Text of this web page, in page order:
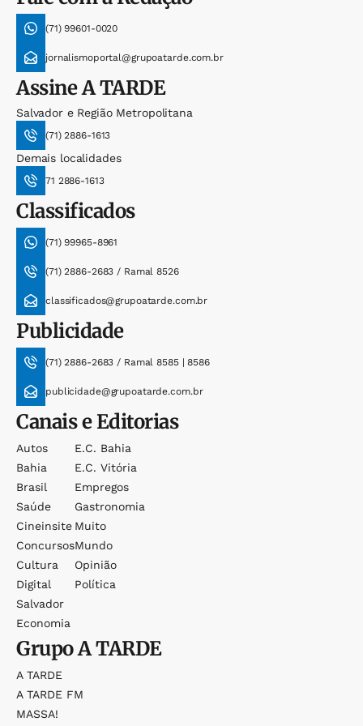
(71) 99601-0020
jornalismoportal@grupoatarde.com.br
AssineA TARDE
Salvador e Região Metropolitana
(71) 2886-1613
Demais localidades
71 2886-1613
Classificados
(71) 99965-8961
(71) 2886-2683 / Ramal 8526
classificados@grupoatarde.com.br
Publicidade
(71) 2886-2683 / Ramal 8585 | 8586
publicidade@grupoatarde.com.br
Canais e Editorias
Autos
Bahia
Brasil
Saúde
Cineinsite
Concursos
Cultura
Digital
Salvador
Economia
E.c. Bahia
E.c. Vitória
Empregos
Gastronomia
Muito
Mundo
Opinião
Política
GrupoA TARDE
A TARDE
A TARDE FM
MASSA!